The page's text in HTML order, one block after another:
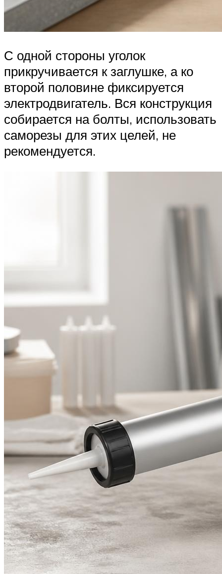
С одной стороны уголок
прикручивается к заглушке, а ко
второй половине фиксируется
электродвигатель. Вся конструкция
собирается на болты, использовать
саморезы для этих целей, не
рекомендуется.